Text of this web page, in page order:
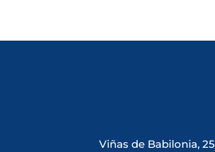
Viñas de Babilonia, 25